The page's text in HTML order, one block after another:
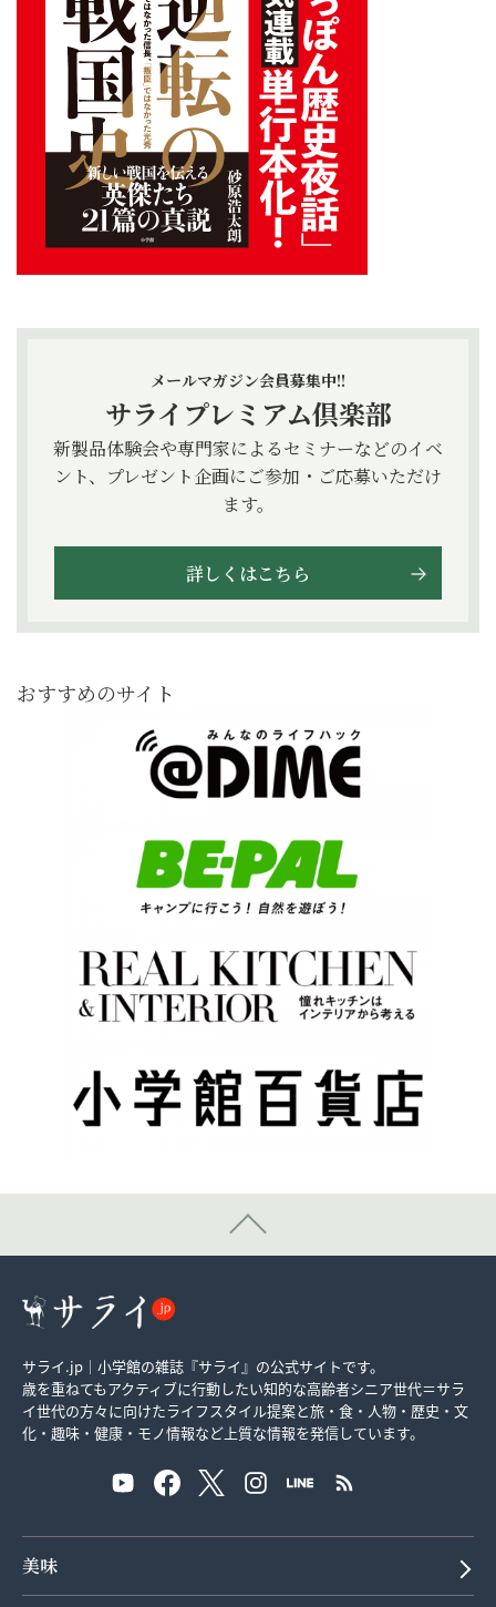
メールマガジン会員募集中!!
サライプレミアム倶楽部
新製品体験会や専門家によるセミナーなどのイベ
ント、プレゼント企画にご参加・ご応募いただけ
ます。
詳しくはこちら
おすすめのサイト
サライ.jp｜小学館の雑誌『サライ』の公式サイトです。
歳を重ねてもアクティブに行動したい知的な高齢者シニア世代＝サラ
イ世代の方々に向けたライフスタイル提案と旅・食・人物・歴史・文
化・趣味・健康・モノ情報など上質な情報を発信しています。
美味